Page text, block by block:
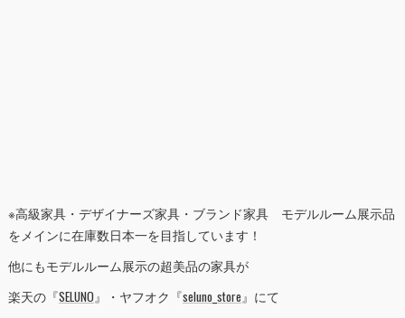
※高級家具・デザイナーズ家具・ブランド家具 モデルルーム展示品
をメインに在庫数日本一を目指しています！
他にもモデルルーム展示の超美品の家具が
楽天の『SELUNO』・ヤフオク『seluno_store』にて